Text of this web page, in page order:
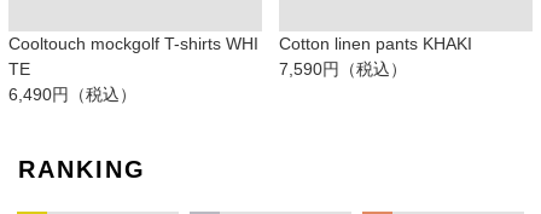
Cooltouch mockgolf T-shirts WHI
TE
6,490円（税込）
Cotton linen pants KHAKI
7,590円（税込）
RANKING